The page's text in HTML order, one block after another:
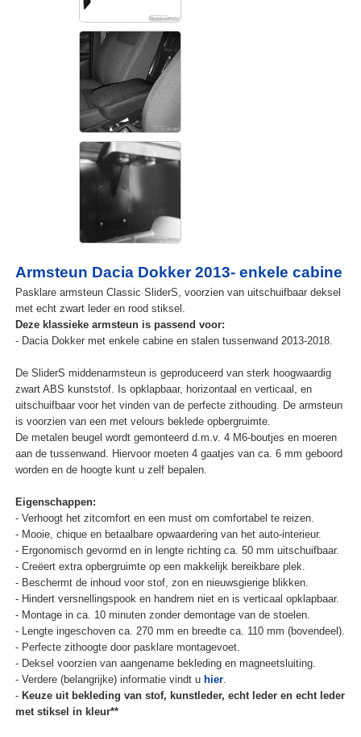
Armsteun Dacia Dokker 2013- enkele cabine
Pasklare armsteun Classic SliderS, voorzien van uitschuifbaar deksel
met echt zwart leder en rood stiksel.
Deze klassieke armsteun is passend voor:
- Dacia Dokker met enkele cabine en stalen tussenwand 2013-2018.
De SliderS middenarmsteun is geproduceerd van sterk hoogwaardig
zwart ABS kunststof. Is opklapbaar, horizontaal en verticaal, en
uitschuifbaar voor het vinden van de perfecte zithouding. De armsteun
is voorzien van een met velours beklede opbergruimte.
De metalen beugel wordt gemonteerd d.m.v. 4 M6-boutjes en moeren
aan de tussenwand. Hiervoor moeten 4 gaatjes van ca. 6 mm geboord
worden en de hoogte kunt u zelf bepalen.
Eigenschappen:
- Verhoogt het zitcomfort en een must om comfortabel te reizen.
- Mooie, chique en betaalbare opwaardering van het auto-interieur.
- Ergonomisch gevormd en in lengte richting ca. 50 mm uitschuifbaar.
- Creëert extra opbergruimte op een makkelijk bereikbare plek.
- Beschermt de inhoud voor stof, zon en nieuwsgierige blikken.
- Hindert versnellingspook en handrem niet en is verticaal opklapbaar.
- Montage in ca. 10 minuten zonder demontage van de stoelen.
- Lengte ingeschoven ca. 270 mm en breedte ca. 110 mm (bovendeel).
- Perfecte zithoogte door pasklare montagevoet.
- Deksel voorzien van aangename bekleding en magneetsluiting.
- Verdere (belangrijke) informatie vindt u hier.
- Keuze uit bekleding van stof, kunstleder, echt leder en echt leder
met stiksel in kleur**